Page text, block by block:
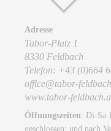
Adresse
Tabor-Platz 1
8330 Feldbach
Telefon: +43 (0)664
office@tabor-
www.tabor-
Öffnungszeiten: Di-Sa
geschlossen; und nach